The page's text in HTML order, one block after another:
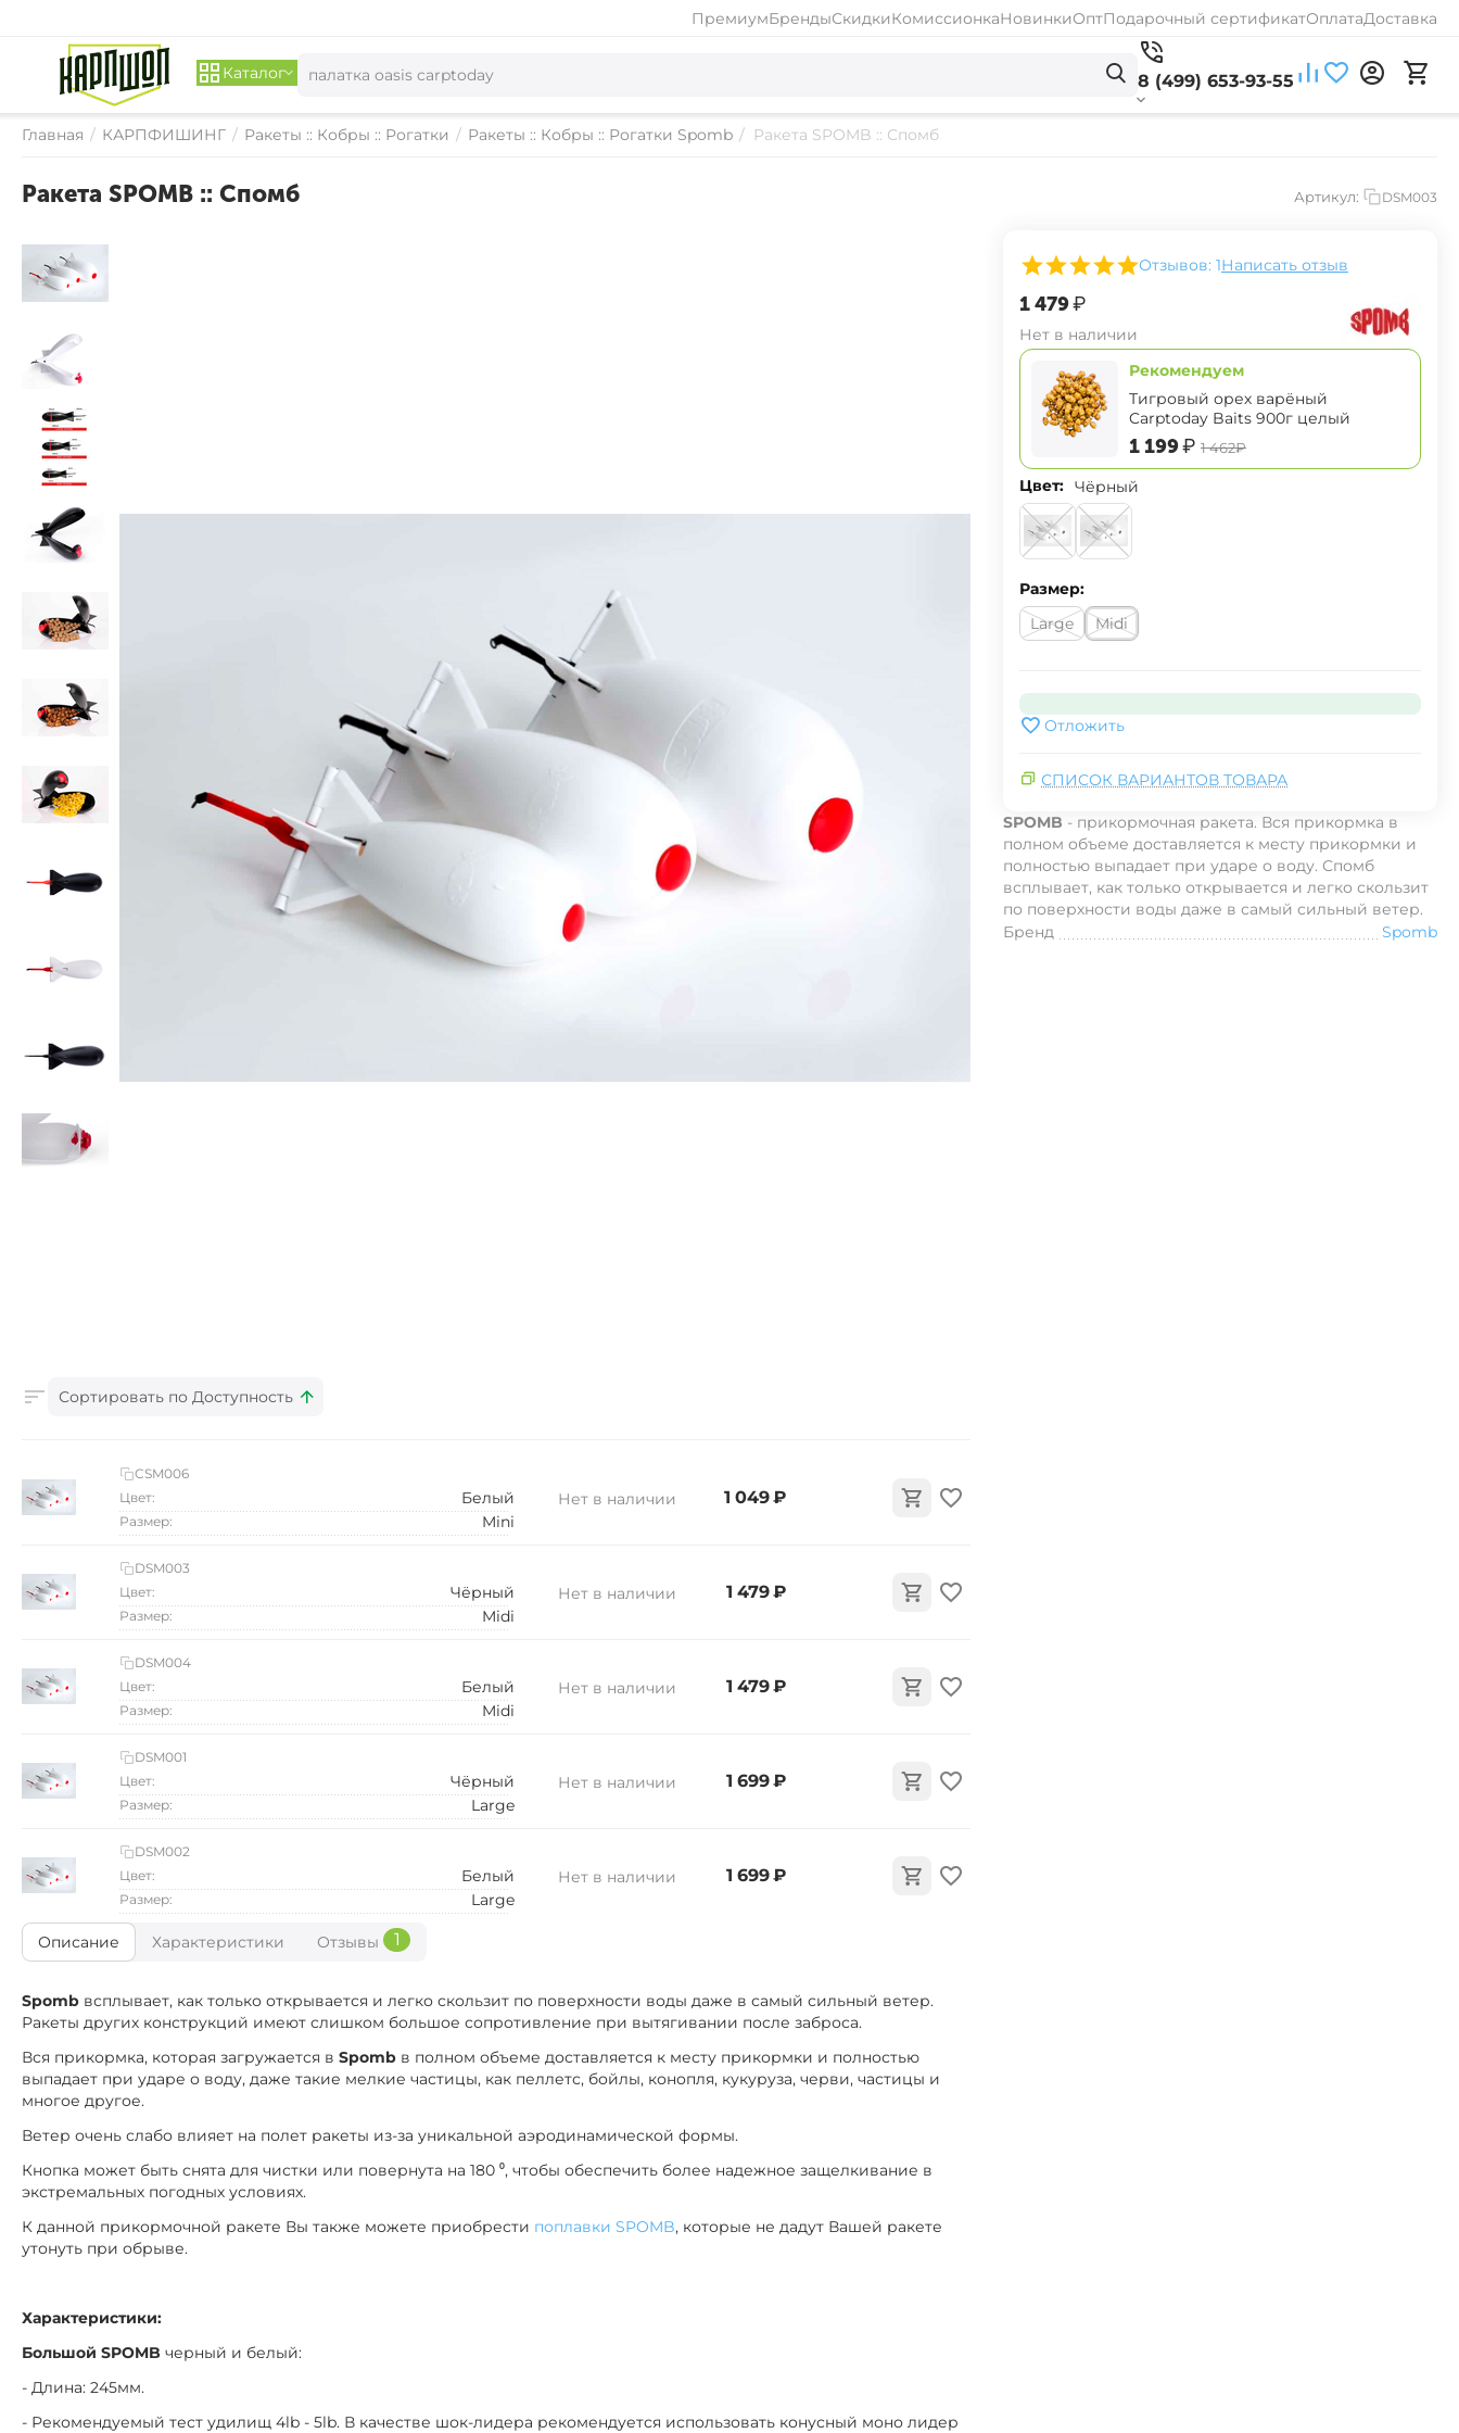
ПремиумБрендыСкидкиКомиссионкаНовинкиОптПодарочный сертификатОплатаДоставка
Каталог 8 (499) 653-93-55
Главная / КАРПФИШИНГ / Ракеты :: Кобры :: Рогатки / Ракеты :: Кобры :: Рогатки Spomb / Ракета SPOMB :: Спомб
Ракета SPOMB :: Спомб Артикул: DSM003
Отзывов: 1Написать отзыв
‍1 479‍₽
Нет в наличии
Рекомендуем
Тигровый орех варёный
Carptoday Baits 900г целый
‍1 199‍₽ ‍1 462‍₽
Цвет: Чёрный
Размер:
Large
Midi
Отложить
СПИСОК ВАРИАНТОВ ТОВАРА
SPOMB - прикормочная ракета. Вся прикормка в
полном объеме доставляется к месту прикормки и
полностью выпадает при ударе о воду. Спомб
всплывает, как только открывается и легко скользит
по поверхности воды даже в самый сильный ветер.
Бренд
Spomb
Сортировать по Доступность
Нет в наличии ‍1 049‍ ₽
CSM006
Цвет:
Белый
Размер: Mini
Нет в наличии ‍1 479‍ ₽
DSM003
Цвет:
Чёрный
Размер: Midi
Нет в наличии ‍1 479‍ ₽
DSM004
Цвет:
Белый
Размер: Midi
Нет в наличии ‍1 699‍ ₽
DSM001
Цвет:
Чёрный
Размер: Large
Нет в наличии ‍1 699‍ ₽
DSM002
Цвет:
Белый
Размер: Large
Описание Характеристики Отзывы 1
Spomb всплывает, как только открывается и легко скользит по поверхности воды даже в самый сильный ветер.
Ракеты других конструкций имеют слишком большое сопротивление при вытягивании после заброса.
Вся прикормка, которая загружается в Spomb в полном объеме доставляется к месту прикормки и полностью
выпадает при ударе о воду, даже такие мелкие частицы, как пеллетс, бойлы, конопля, кукуруза, черви, частицы и
многое другое.
Ветер очень слабо влияет на полет ракеты из-за уникальной аэродинамической формы.
Кнопка может быть снята для чистки или повернута на 180 ⁰, чтобы обеспечить более надежное защелкивание в
экстремальных погодных условиях.
К данной прикормочной ракете Вы также можете приобрести поплавки SPOMB, которые не дадут Вашей ракете
утонуть при обрыве.
Характеристики:
Большой SPOMB черный и белый:
- Длина: 245мм.
- Рекомендуемый тест удилищ 4lb - 5lb. В качестве шок-лидера рекомендуется использовать конусный моно лидер